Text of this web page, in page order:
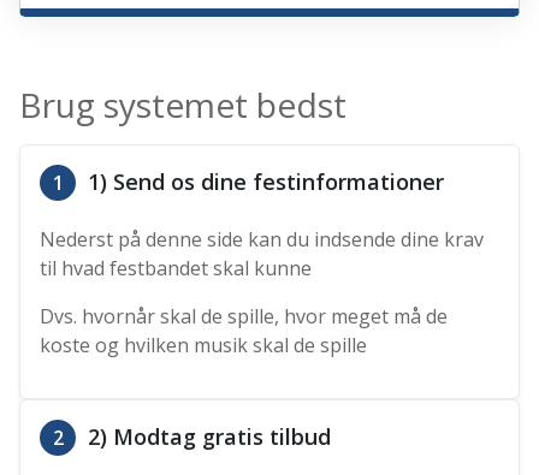
Brug systemet bedst
1 1) Send os dine festinformationer
Nederst på denne side kan du indsende dine krav
til hvad festbandet skal kunne
Dvs. hvornår skal de spille, hvor meget må de
koste og hvilken musik skal de spille
2 2) Modtag gratis tilbud